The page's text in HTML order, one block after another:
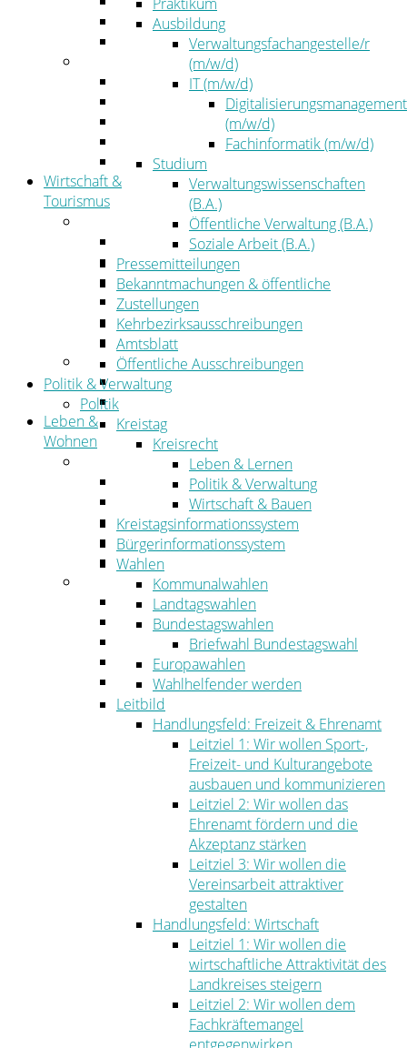
Wahlen
Der Landrat
Kommunalaufsicht
Zahlen, Daten, Fakten
Wirtschaft &
Tourismus
Wirtschaftsförderung
Gewerbeflächen und Unternehmen
Arbeitgeberservice
Mobilfunk & Breitband
Straßen- und Radwegebau
Landwirtschaft
Tourismus
Freizeit und Urlaub im Landkreis
Veranstaltungen
Leben &
Wohnen
Migration
Schulen, Bildung, Sport und Kultur
Soziales
Gesundheit
Jugend, Familie und Senioren
Bauen und Planen
Abfall
Umwelt
Ordnung
Ausbildung
Verwaltungsfachangestelle/r
(m/w/d)
IT (m/w/d)
Digitalisierungsmanagement
(m/w/d)
Fachinformatik (m/w/d)
Studium
Verwaltungswissenschaften
(B.A.)
Öffentliche Verwaltung (B.A.)
Soziale Arbeit (B.A.)
Pressemitteilungen
Bekanntmachungen & öffentliche
Zustellungen
Kehrbezirksausschreibungen
Amtsblatt
Öffentliche Ausschreibungen
Politik & Verwaltung
Politik
Kreistag
Kreisrecht
Leben & Lernen
Politik & Verwaltung
Wirtschaft & Bauen
Kreistagsinformationssystem
Bürgerinformationssystem
Wahlen
Kommunalwahlen
Landtagswahlen
Bundestagswahlen
Briefwahl Bundestagswahl
Europawahlen
Wahlhelfender werden
Leitbild
Handlungsfeld: Freizeit & Ehrenamt
Leitziel 1: Wir wollen Sport-,
Freizeit- und Kulturangebote
ausbauen und kommunizieren
Leitziel 2: Wir wollen das
Ehrenamt fördern und die
Akzeptanz stärken
Leitziel 3: Wir wollen die
Vereinsarbeit attraktiver
gestalten
Handlungsfeld: Wirtschaft
Leitziel 1: Wir wollen die
wirtschaftliche Attraktivität des
Landkreises steigern
Leitziel 2: Wir wollen dem
Fachkräftemangel